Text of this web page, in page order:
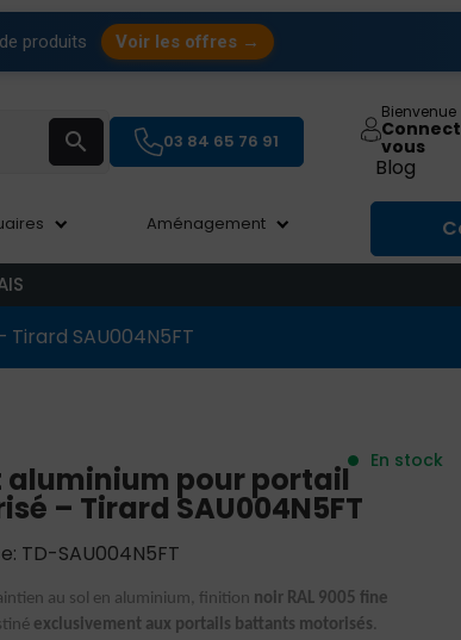
produits Voir les offres →
 03 84 65 76 91
Bienvenue
vous
Blog
Aménagement
SAU004N5FT
aluminium pour portail
– Tirard SAU004N5FT
TD-SAU004N5FT
au sol en aluminium, finition noir RAL 9005 fine
exclusivement aux portails battants motorisés.
En stock